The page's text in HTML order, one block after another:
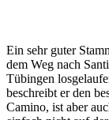
Ein sehr guter
dem Weg nach
Tübingen
beschreibt er den
Camino, ist aber